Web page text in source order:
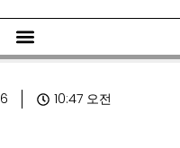
10:47 오전